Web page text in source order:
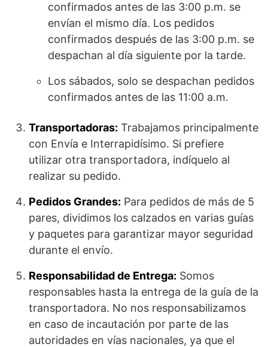
confirmados antes de las 3:00 p.m. se
envían el mismo día. Los pedidos
confirmados después de las 3:00 p.m. se
despachan al día siguiente por la tarde.
Los sábados, solo se despachan pedidos
confirmados antes de las 11:00 a.m.
Transportadoras: Trabajamos principalmente
con Envía e Interrapidísimo. Si prefiere
utilizar otra transportadora, indíquelo al
realizar su pedido.
Pedidos Grandes: Para pedidos de más de 5
pares, dividimos los calzados en varias guías
y paquetes para garantizar mayor seguridad
durante el envío.
Responsabilidad de Entrega: Somos
responsables hasta la entrega de la guía de la
transportadora. No nos responsabilizamos
en caso de incautación por parte de las
autoridades en vías nacionales, ya que el